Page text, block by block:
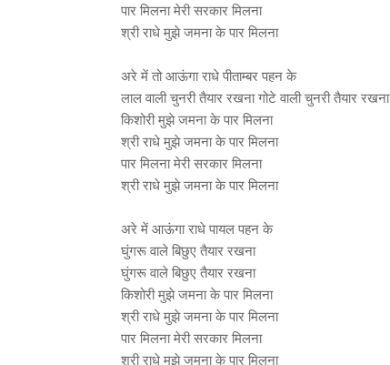
पार मिलना मेरी सरकार मिलना
श्री राधे मुझे जमना के पार मिलना
अरे में तो आऊंगा राधे पीताम्बर पहन के
लाल वाली चुनरी तैयार रखना गोटे वाली चुनरी तैयार रखना
किशोरी मुझे जमना के पार मिलना
श्री राधे मुझे जमना के पार मिलना
पार मिलना मेरी सरकार मिलना
श्री राधे मुझे जमना के पार मिलना
अरे में आऊंगा राधे पायल पहन के
घुंगरू वाले बिछुए तैयार रखना
घुंगरू वाले बिछुए तैयार रखना
किशोरी मुझे जमना के पार मिलना
श्री राधे मुझे जमना के पार मिलना
पार मिलना मेरी सरकार मिलना
श्री राधे मुझे जमना के पार मिलना